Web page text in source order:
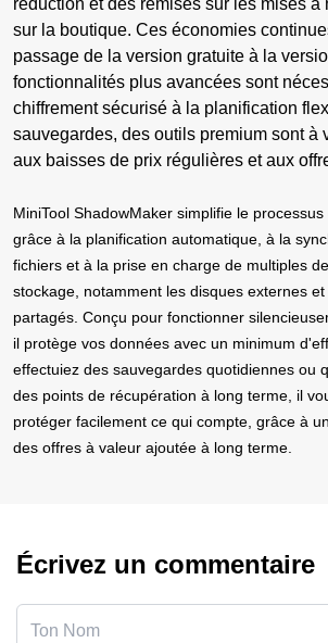
réduction et des remises sur les mises à
sur la boutique. Ces économies
passage de la version gratuite à la
fonctionnalités plus avancées sont
chiffrement sécurisé à la planification
sauvegardes, des outils premium sont à
aux baisses de prix régulières et aux
MiniTool ShadowMaker simplifie le
grâce à la planification automatique, à la
fichiers et à la prise en charge de multiples
stockage, notamment les disques externes
partagés. Conçu pour fonctionner
il protège vos données avec un minimum
effectuiez des sauvegardes quotidiennes ou
des points de récupération à long terme, il
protéger facilement ce qui compte, grâce à
des offres à valeur ajoutée à long terme.
Écrivez un commentaire